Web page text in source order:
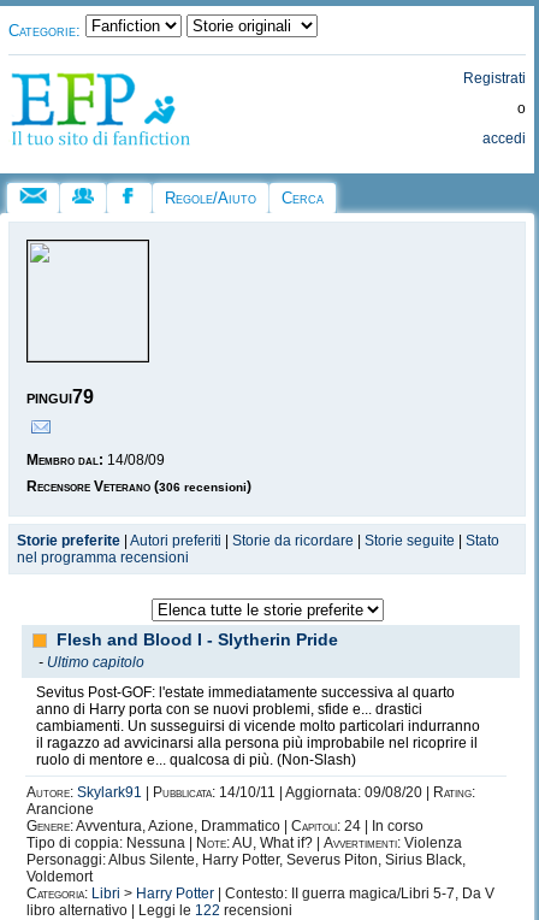
Categorie:
Registrati
o
accedi
Regole/Aiuto Cerca
pingui79
Membro dal: 14/08/09
Recensore Veterano (306 recensioni)
Storie preferite Autori preferiti Storie da ricordare Storie seguite
Stato
nel programma recensioni
Flesh and Blood I - Slytherin Pride
- Ultimo capitolo
Sevitus Post-GOF: l'estate immediatamente successiva al quarto
anno di Harry porta con se nuovi problemi, sfide e... drastici
cambiamenti. Un susseguirsi di vicende molto particolari indurranno
il ragazzo ad avvicinarsi alla persona più improbabile nel ricoprire il
ruolo di mentore e... qualcosa di più. (Non-Slash)
Autore: Skylark91 Pubblicata: 14/10/11 | Aggiornata: 09/08/20 |
Rating:
Arancione
Genere:Avventura, Azione, Drammatico | Capitoli: 24 | In corso
Tipo di coppia: Nessuna |
Note:AU, What if? | Avvertimenti: Violenza
Personaggi: Albus Silente, Harry Potter, Severus Piton, Sirius Black,
Voldemort
Categoria: Libri > Harry Potter | Contesto: II guerra magica/Libri 5-7, Da V
libro alternativo | Leggi le 122 recensioni